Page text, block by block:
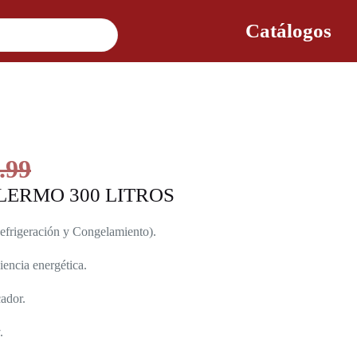
Catálogos
300 LITROS
y Congelamiento).
energética.